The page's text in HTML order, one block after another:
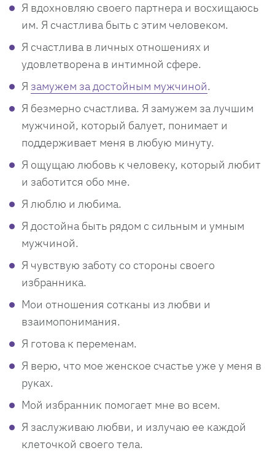
Я вдохновляю своего партнера и восхищаюсь
им. Я счастлива быть с этим человеком.
Я счастлива в личных отношениях и
удовлетворена в интимной сфере.
Я замужем за достойным мужчиной.
Я безмерно счастлива. Я замужем за лучшим
мужчиной, который балует, понимает и
поддерживает меня в любую минуту.
Я ощущаю любовь к человеку, который любит
и заботится обо мне.
Я люблю и любима.
Я достойна быть рядом с сильным и умным
мужчиной.
Я чувствую заботу со стороны своего
избранника.
Мои отношения сотканы из любви и
взаимопонимания.
Я готова к переменам.
Я верю, что мое женское счастье уже у меня в
руках.
Мой избранник помогает мне во всем.
Я заслуживаю любви, и излучаю ее каждой
клеточкой своего тела.